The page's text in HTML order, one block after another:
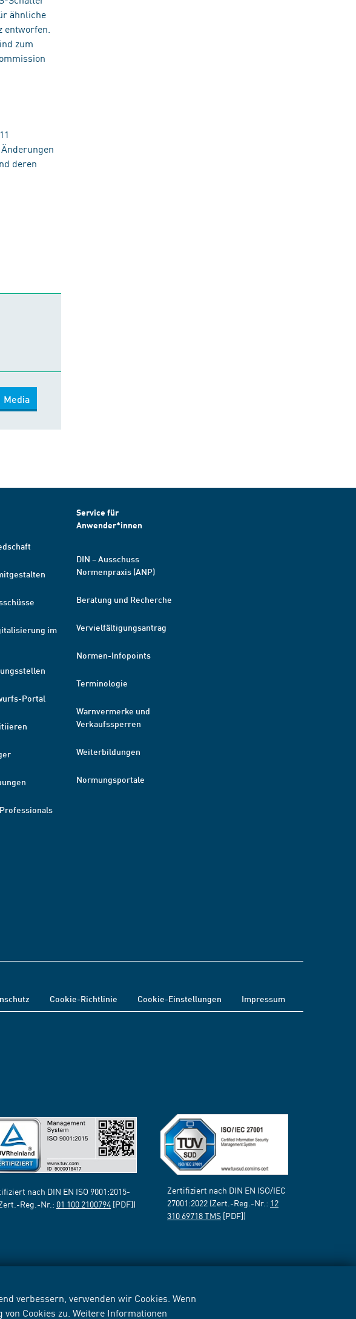
verbessern, verwenden wir Cookies. Wenn
Cookies zu. Weitere Informationen
ähnliche
zum
deren
Media
im
Portal
Service für
Anwender*innen
DIN – Ausschuss
Normenpraxis (ANP)
Beratung und Recherche
Vervielfältigungsantrag
Normen-Infopoints
Terminologie
Warnvermerke und
Verkaufssperren
Weiterbildungen
Normungsportale
Cookie-Richtlinie Cookie-Einstellungen Impressum
nach DIN EN ISO 9001:2015-
Reg.-Nr.: 01 100 2100794 [PDF])
Zertifiziert nach DIN EN ISO/IEC
27001:2022 (Zert.-Reg.-Nr.: 12
310 69718 TMS [PDF])